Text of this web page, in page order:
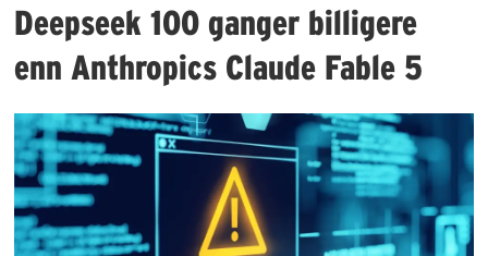
Deepseek 100 ganger billigere
enn Anthropics Claude Fable 5